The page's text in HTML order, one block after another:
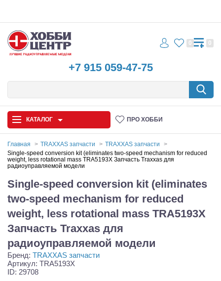
+7 915 059-47-75
0 0
КАТАЛОГ ПРО ХОББИ
Автомодели
Запчасти и аксессуары
Игрушки
Самолеты
Квадрокоптеры
Судомодели
Главная TRAXXAS запчасти
TRAXXAS запчасти
Single-speed conversion kit (eliminates two-speed mechanism for reduced
weight, less rotational mass TRA5193X Запчасть Traxxas для
радиоуправляемой модели
Single-speed conversion kit (eliminates
two-speed mechanism for reduced
weight, less rotational mass TRA5193X
Запчасть Traxxas для
радиоуправляемой модели
Бренд: TRAXXAS запчасти
Артикул: TRA5193X
ID: 29708